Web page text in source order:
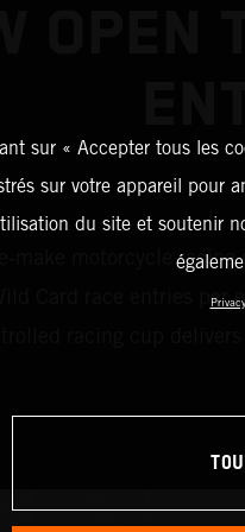
OPEN
motorcycle
Card race entries
racing cup
sur « Accepter tous les
sur votre appareil pour
du site et soutenir